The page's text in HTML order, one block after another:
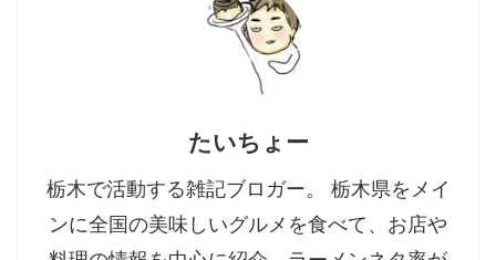
たいちょー
栃木で活動する雑記ブロガー。 栃木県をメイ
ンに全国の美味しいグルメを食べて、お店や